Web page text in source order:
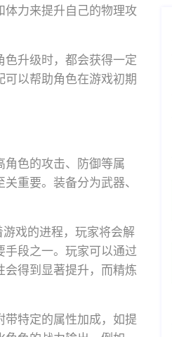
体力来提升自己的物理攻
升级时，都会获得一定
以帮助角色在游戏初期
色的攻击、防御等属
重要。装备分为武器、
戏的进程，玩家将会解
段之一。玩家可以通过
得到显著提升，而精炼
特定的属性加成，如提